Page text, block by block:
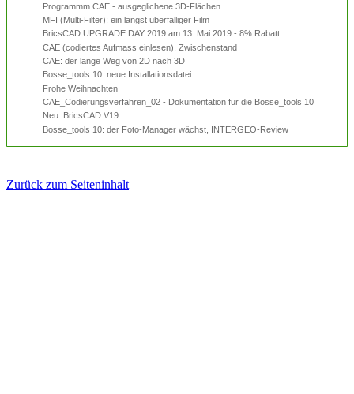
Programmm CAE - ausgeglichene 3D-Flächen
MFI (Multi-Filter): ein längst überfälliger Film
BricsCAD UPGRADE DAY 2019 am 13. Mai 2019 - 8% Rabatt
CAE (codiertes Aufmass einlesen), Zwischenstand
CAE: der lange Weg von 2D nach 3D
Bosse_tools 10: neue Installationsdatei
Frohe Weihnachten
CAE_Codierungsverfahren_02 - Dokumentation für die Bosse_tools 10
Neu: BricsCAD V19
Bosse_tools 10: der Foto-Manager wächst, INTERGEO-Review
Zurück zum Seiteninhalt